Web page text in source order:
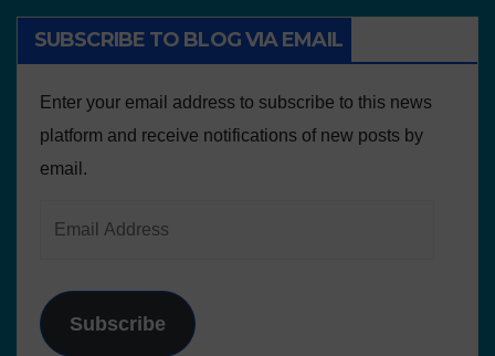
SUBSCRIBE TO BLOG VIA EMAIL
Enter your email address to subscribe to this news
platform and receive notifications of new posts by
email.
Subscribe